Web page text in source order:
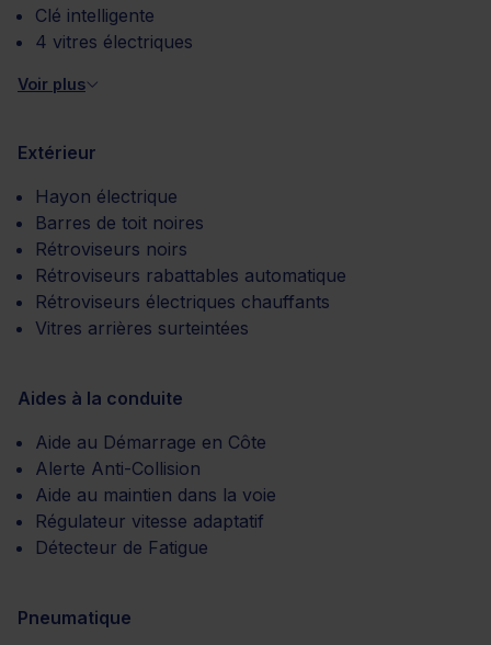
Clé intelligente
4 vitres électriques
Voir plus
Extérieur
Hayon électrique
Barres de toit noires
Rétroviseurs noirs
Rétroviseurs rabattables automatique
Rétroviseurs électriques chauffants
Vitres arrières surteintées
Aides à la conduite
Aide au Démarrage en Côte
Alerte Anti-Collision
Aide au maintien dans la voie
Régulateur vitesse adaptatif
Détecteur de Fatigue
Pneumatique